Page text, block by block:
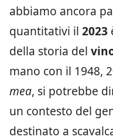
abbiamo ancora
quantitativi il 2023
della storia del
mano con il 1948,
mea, si potrebbe
un contesto del
destinato a